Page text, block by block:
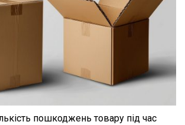
пошкоджень товару під час